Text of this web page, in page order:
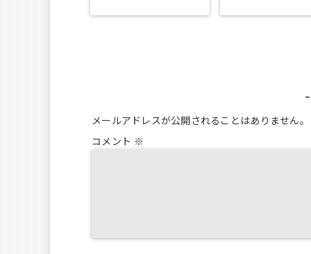
メールアドレスが公開されることはありません。
コメント ※